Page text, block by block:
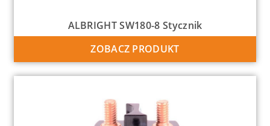
ALBRIGHT SW180-8 Stycznik
ZOBACZ PRODUKT